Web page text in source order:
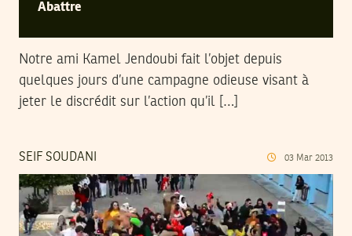
Abattre
Notre ami Kamel Jendoubi fait l’objet depuis
quelques jours d’une campagne odieuse visant à
jeter le discrédit sur l’action qu’il […]
SEIF SOUDANI 03 Mar 2013